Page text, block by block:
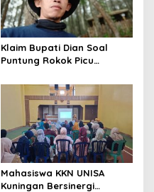
Klaim Bupati Dian Soal
Puntung Rokok Picu
Jabar Hejo, Sebut Tak
Sesuai Kajian Ilmiah
Mahasiswa KKN UNISA
Kuningan Bersinergi